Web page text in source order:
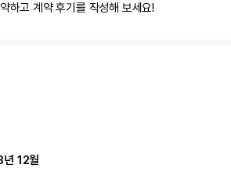
하고 계약 후기를 작성해 보세요!
12월